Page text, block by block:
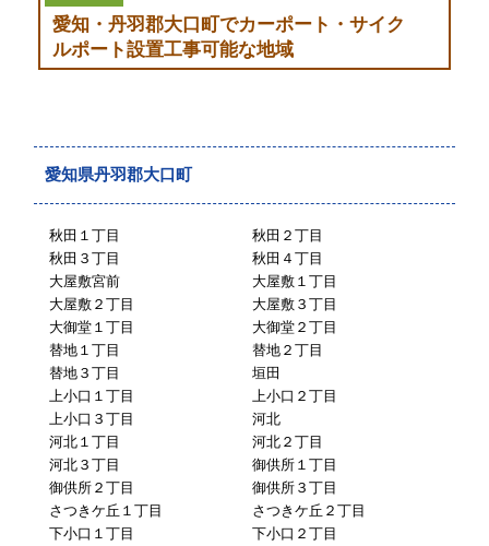
愛知・丹羽郡大口町でカーポート・サイク
ルポート設置工事可能な地域
愛知県丹羽郡大口町
秋田１丁目
秋田２丁目
秋田３丁目
秋田４丁目
大屋敷宮前
大屋敷１丁目
大屋敷２丁目
大屋敷３丁目
大御堂１丁目
大御堂２丁目
替地１丁目
替地２丁目
替地３丁目
垣田
上小口１丁目
上小口２丁目
上小口３丁目
河北
河北１丁目
河北２丁目
河北３丁目
御供所１丁目
御供所２丁目
御供所３丁目
さつきケ丘１丁目
さつきケ丘２丁目
下小口１丁目
下小口２丁目